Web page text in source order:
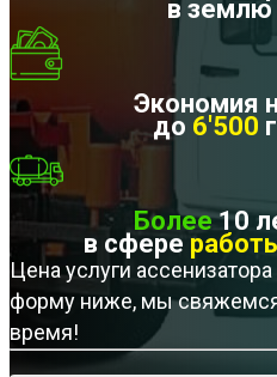
в землю
Экономия
до 6'500
Более10
в сфере
Цена услуги
форму ниже, мы
время!